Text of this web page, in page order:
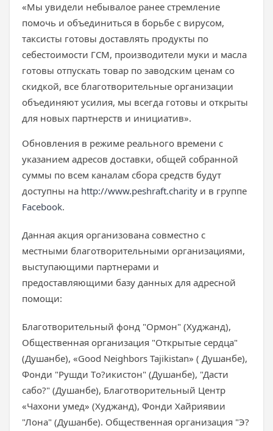
«Мы увидели небывалое ранее стремление
помочь и объединиться в борьбе с вирусом,
таксисты готовы доставлять продукты по
себестоимости ГСМ, производители муки и масла
готовы отпускать товар по заводским ценам со
скидкой, все благотворительные организации
объединяют усилия, мы всегда готовы и открыты
для новых партнерств и инициатив».
Обновления в режиме реального времени с
указанием адресов доставки, общей собранной
суммы по всем каналам сбора средств будут
доступны на http://www.peshraft.charity и в группе
Facebook.
Данная акция организована совместно с
местными благотворительными организациями,
выступающими партнерами и
предоставляющими базу данных для адресной
помощи:
Благотворительный фонд "Ормон" (Худжанд),
Общественная организация "Открытые сердца"
(Душанбе), «Good Neighbors Tajikistan» ( Душанбе),
Фонди "Рушди Tо?икистон" (Душанбе), "Дасти
сабо?" (Душанбе), Благотворительный Центр
«Чахони умед» (Худжанд), Фонди Хайриявии
"Лона" (Душанбе). Общественная организация "Э?